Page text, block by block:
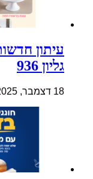
עיתון
גליון 936
18 דצמבר, 2025